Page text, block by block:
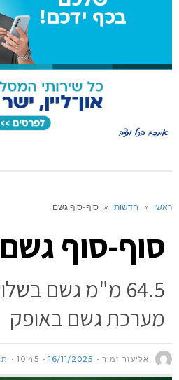
ראשי » חדשות » סוף-סוף גשם
סוף-סוף גשם
64.5 מ"מ גשם
מערכת גשם באופק
אליעזר זמיר 16/11/2025
10:45